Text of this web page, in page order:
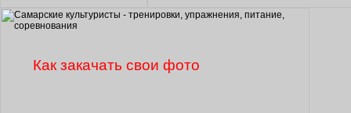
Как закачать свои фото